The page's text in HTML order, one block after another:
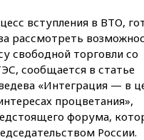
вступления в ВТО,
рассмотреть
свободной торговли со
сообщается в статье
«Интеграция — в
процветания»,
форума,
России.